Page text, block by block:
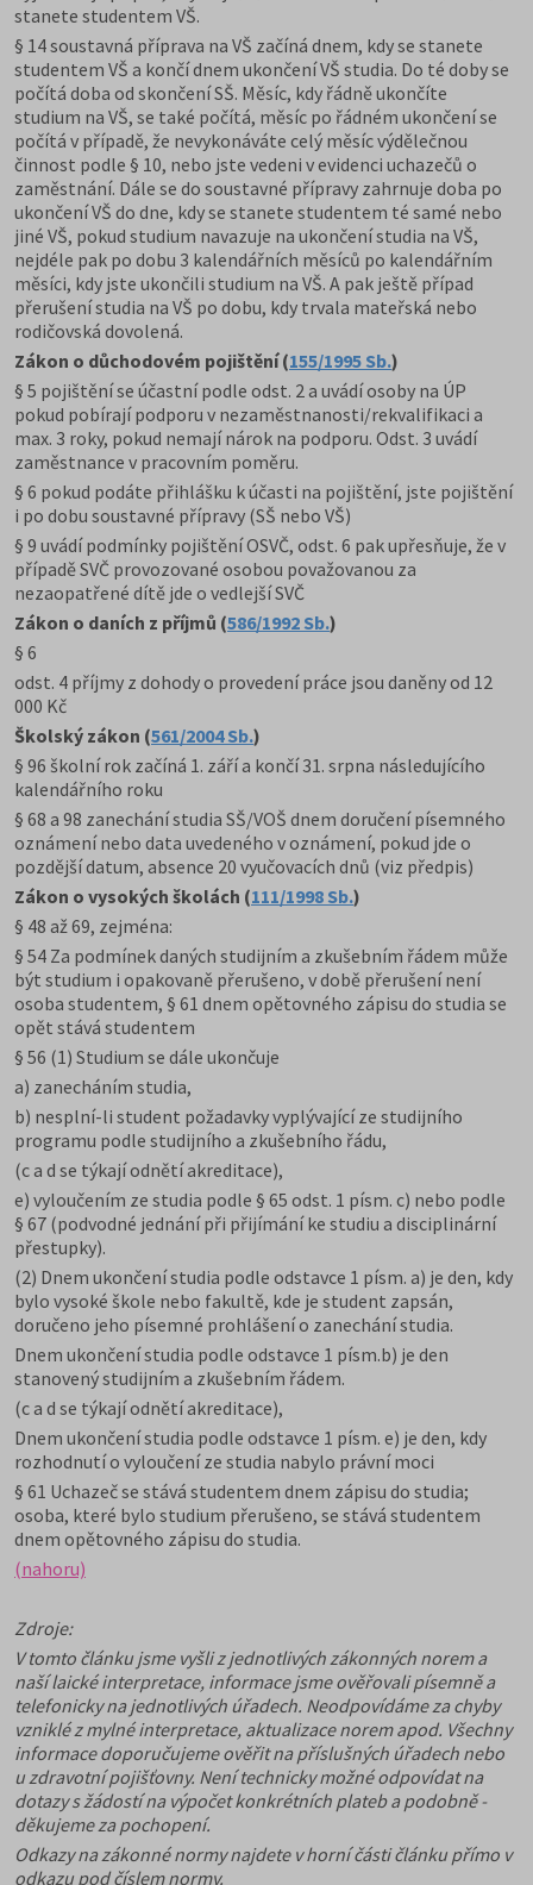
stanete studentem VŠ.
§ 14 soustavná příprava na VŠ začíná dnem, kdy se stanete
studentem VŠ a končí dnem ukončení VŠ studia. Do té doby se
počítá doba od skončení SŠ. Měsíc, kdy řádně ukončíte
studium na VŠ, se také počítá, měsíc po řádném ukončení se
počítá v případě, že nevykonáváte celý měsíc výdělečnou
činnost podle § 10, nebo jste vedeni v evidenci uchazečů o
zaměstnání. Dále se do soustavné přípravy zahrnuje doba po
ukončení VŠ do dne, kdy se stanete studentem té samé nebo
jiné VŠ, pokud studium navazuje na ukončení studia na VŠ,
nejdéle pak po dobu 3 kalendářních měsíců po kalendářním
měsíci, kdy jste ukončili studium na VŠ. A pak ještě případ
přerušení studia na VŠ po dobu, kdy trvala mateřská nebo
rodičovská dovolená.
Zákon o důchodovém pojištění(155/1995 Sb.)
§ 5 pojištění se účastní podle odst. 2 a uvádí osoby na ÚP
pokud pobírají podporu v nezaměstnanosti/rekvalifikaci a
max. 3 roky, pokud nemají nárok na podporu. Odst. 3 uvádí
zaměstnance v pracovním poměru.
§ 6 pokud podáte přihlášku k účasti na pojištění, jste pojištění
i po dobu soustavné přípravy (SŠ nebo VŠ)
§ 9 uvádí podmínky pojištění OSVČ, odst. 6 pak upřesňuje, že v
případě SVČ provozované osobou považovanou za
nezaopatřené dítě jde o vedlejší SVČ
Zákon o daních z příjmů (586/1992 Sb.)
§ 6
odst. 4 příjmy z dohody o provedení práce jsou daněny od 12
000 Kč
Školský zákon (561/2004 Sb.)
§ 96 školní rok začíná 1. září a končí 31. srpna následujícího
kalendářního roku
§ 68 a 98 zanechání studia SŠ/VOŠ dnem doručení písemného
oznámení nebo data uvedeného v oznámení, pokud jde o
pozdější datum, absence 20 vyučovacích dnů (viz předpis)
Zákon o vysokých školách (111/1998 Sb.)
§ 48 až 69, zejména:
§ 54 Za podmínek daných studijním a zkušebním řádem může
být studium i opakovaně přerušeno, v době přerušení není
osoba studentem, § 61 dnem opětovného zápisu do studia se
opět stává studentem
§ 56 (1) Studium se dále ukončuje
a) zanecháním studia,
b) nesplní-li student požadavky vyplývající ze studijního
programu podle studijního a zkušebního řádu,
(c a d se týkají odnětí akreditace),
e) vyloučením ze studia podle § 65 odst. 1 písm. c) nebo podle
§ 67 (podvodné jednání při přijímání ke studiu a disciplinární
přestupky).
(2) Dnem ukončení studia podle odstavce 1 písm. a) je den, kdy
bylo vysoké škole nebo fakultě, kde je student zapsán,
doručeno jeho písemné prohlášení o zanechání studia.
Dnem ukončení studia podle odstavce 1 písm.b) je den
stanovený studijním a zkušebním řádem.
(c a d se týkají odnětí akreditace),
Dnem ukončení studia podle odstavce 1 písm. e) je den, kdy
rozhodnutí o vyloučení ze studia nabylo právní moci
§ 61 Uchazeč se stává studentem dnem zápisu do studia;
osoba, které bylo studium přerušeno, se stává studentem
dnem opětovného zápisu do studia.
(nahoru)
Zdroje:
V tomto článku jsme vyšli z jednotlivých zákonných norem a
naší laické interpretace, informace jsme ověřovali písemně a
telefonicky na jednotlivých úřadech. Neodpovídáme za chyby
vzniklé z mylné interpretace, aktualizace norem apod. Všechny
informace doporučujeme ověřit na příslušných úřadech nebo
u zdravotní pojišťovny. Není technicky možné odpovídat na
dotazy s žádostí na výpočet konkrétních plateb a podobně -
děkujeme za pochopení.
Odkazy na zákonné normy najdete v horní části článku přímo v
odkazu pod číslem normy.